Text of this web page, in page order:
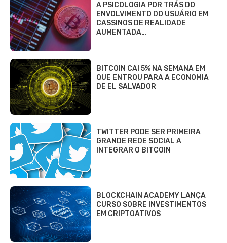
A PSICOLOGIA POR TRÁS DO
ENVOLVIMENTO DO USUÁRIO EM
CASSINOS DE REALIDADE
AUMENTADA…
BITCOIN CAI 5% NA SEMANA EM
QUE ENTROU PARA A ECONOMIA
DE EL SALVADOR
TWITTER PODE SER PRIMEIRA
GRANDE REDE SOCIAL A
INTEGRAR O BITCOIN
BLOCKCHAIN ACADEMY LANÇA
CURSO SOBRE INVESTIMENTOS
EM CRIPTOATIVOS